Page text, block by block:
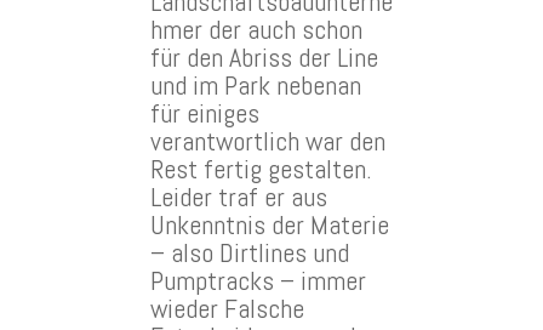
hmer der auch schon
für den Abriss der Line
und im Park nebenan
für einiges
verantwortlich war den
Rest fertig gestalten.
Leider traf er aus
Unkenntnis der Materie
– also Dirtlines und
Pumptracks – immer
wieder Falsche